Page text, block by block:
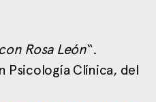
Rosa León“.
Psicología Clínica, del